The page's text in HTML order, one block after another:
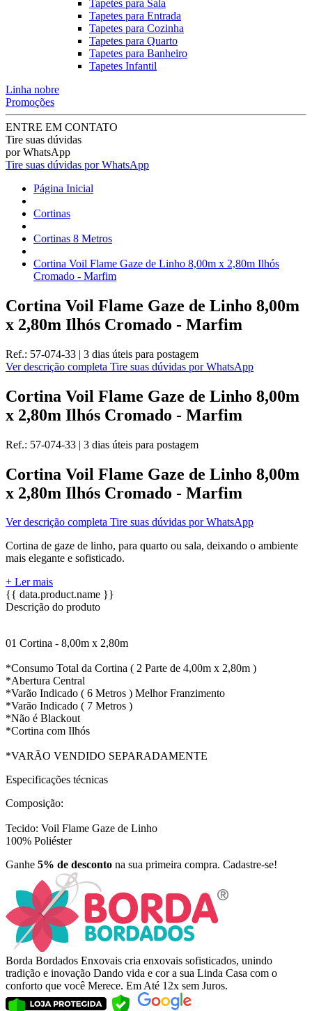
Tapetes para Sala
Tapetes para Entrada
Tapetes para Cozinha
Tapetes para Quarto
Tapetes para Banheiro
Tapetes Infantil
Linha nobre
Promoções
ENTRE EM CONTATO
Tire suas dúvidas
por WhatsApp
Tire suas dúvidas por WhatsApp
Página Inicial
Cortinas
Cortinas 8 Metros
Cortina Voil Flame Gaze de Linho 8,00m x 2,80m Ilhós
Cromado - Marfim
Cortina Voil Flame Gaze de Linho 8,00m
x 2,80m Ilhós Cromado - Marfim
Ref.: 57-074-33 | 3 dias úteis para postagem
Ver descrição completa Tire suas dúvidas por WhatsApp
Cortina Voil Flame Gaze de Linho 8,00m
x 2,80m Ilhós Cromado - Marfim
Ref.: 57-074-33 | 3 dias úteis para postagem
Cortina Voil Flame Gaze de Linho 8,00m
x 2,80m Ilhós Cromado - Marfim
Ver descrição completa Tire suas dúvidas por WhatsApp
Cortina de gaze de linho, para quarto ou sala, deixando o ambiente
mais elegante e sofisticado.
+ Ler mais
{{ data.product.name }}
Descrição do produto
01 Cortina - 8,00m x 2,80m
*Consumo Total da Cortina ( 2 Parte de 4,00m x 2,80m )
*Abertura Central
*Varão Indicado ( 6 Metros ) Melhor Franzimento
*Varão Indicado ( 7 Metros )
*Não é Blackout
*Cortina com Ilhós
*VARÃO VENDIDO SEPARADAMENTE
Especificações técnicas
Composição:
Tecido: Voil Flame Gaze de Linho
100% Poliéster
Ganhe 5% de desconto na sua primeira compra. Cadastre-se!
Borda Bordados Enxovais cria enxovais sofisticados, unindo
tradição e inovação Dando vida e cor a sua Linda Casa com o
conforto que você Merece. Em Até 12x sem Juros.